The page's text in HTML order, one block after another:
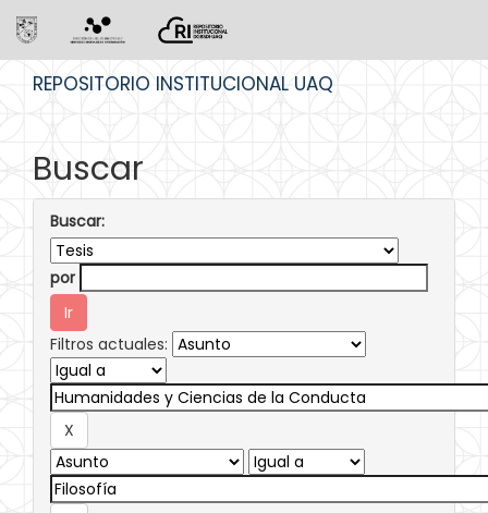
REPOSITORIO INSTITUCIONAL UAQ
Buscar
Buscar:
por
Filtros actuales: